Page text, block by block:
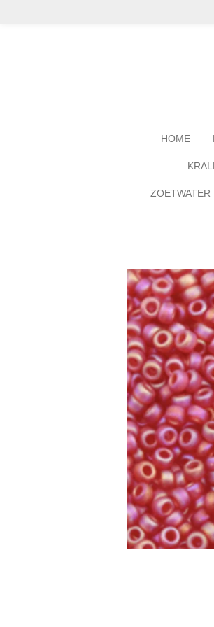
HOME
ZOETWATER